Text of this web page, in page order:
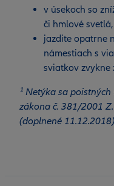
v úsekoch so
či hmlové svetlá,
jazdite opatrne
námestiach s
sviatkov zvykne
¹ Netýka sa
zákona č. 381/2001
(doplnené 11.12.2018)